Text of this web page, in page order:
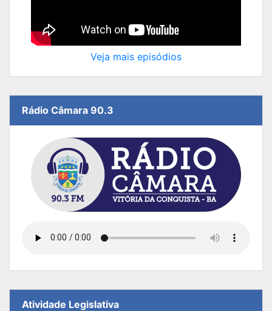
Veja mais episódios
Rádio Câmara 90.3
Atividade Legislativa